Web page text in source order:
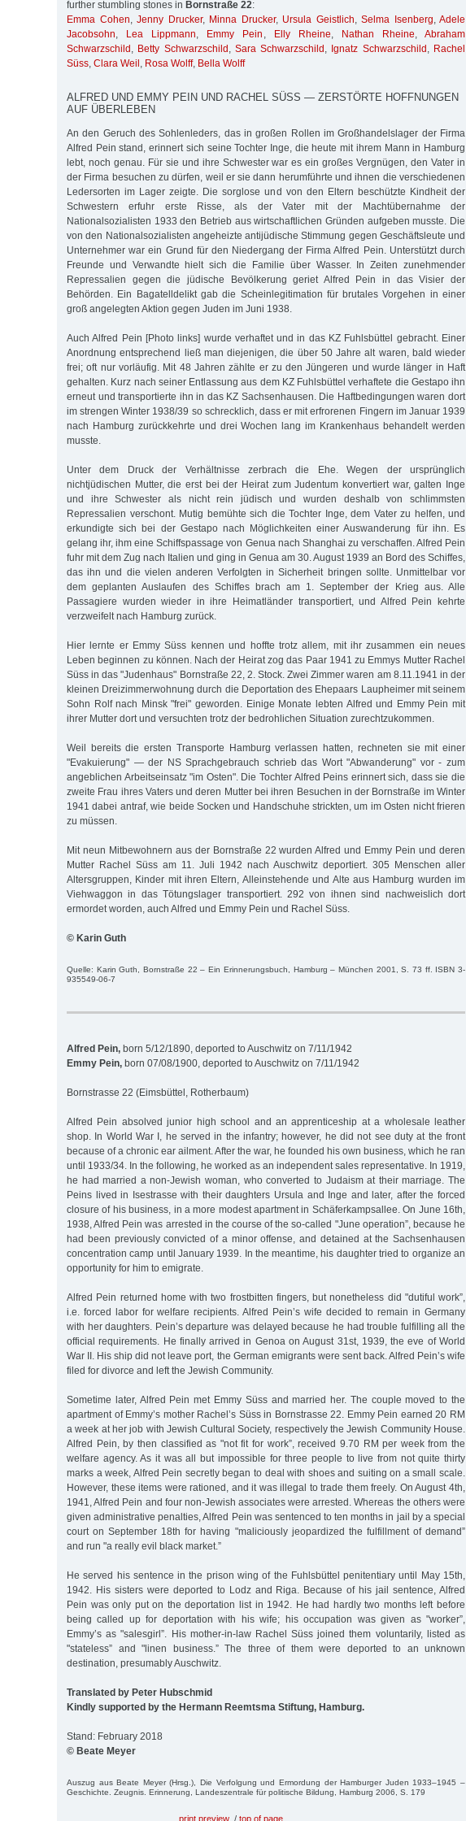
further stumbling stones in Bornstraße 22:
Emma Cohen, Jenny Drucker, Minna Drucker, Ursula Geistlich, Selma Isenberg, Adele
Jacobsohn, Lea Lippmann, Emmy Pein , Elly Rheine, Nathan Rheine,Abraham
Schwarzschild , Betty Schwarzschild , Sara Schwarzschild , Ignatz Schwarzschild , Rachel
Süss, Clara Weil , Rosa Wolff, Bella Wolff
ALFRED UND EMMY PEIN UND RACHEL SÜSS — ZERSTÖRTE HOFFNUNGEN
AUF ÜBERLEBEN
An den Geruch des Sohlenleders, das in großen Rollen im Großhandelslager der Firma
Alfred Pein stand, erinnert sich seine Tochter Inge, die heute mit ihrem Mann in Hamburg
lebt, noch genau. Für sie und ihre Schwester war es ein großes Vergnügen, den Vater in
der Firma besuchen zu dürfen, weil er sie dann herumführte und ihnen die verschiedenen
Ledersorten im Lager zeigte. Die sorglose und von den Eltern beschützte Kindheit der
Schwestern erfuhr erste Risse, als der Vater mit der Machtübernahme der
Nationalsozialisten 1933 den Betrieb aus wirtschaftlichen Gründen aufgeben musste. Die
von den Nationalsozialisten angeheizte antijüdische Stimmung gegen Geschäftsleute und
Unternehmer war ein Grund für den Niedergang der Firma Alfred Pein. Unterstützt durch
Freunde und Verwandte hielt sich die Familie über Wasser. In Zeiten zunehmender
Repressalien gegen die jüdische Bevölkerung geriet Alfred Pein in das Visier der
Behörden. Ein Bagatelldelikt gab die Scheinlegitimation für brutales Vorgehen in einer
groß angelegten Aktion gegen Juden im Juni 1938.
Auch Alfred Pein [Photo links] wurde verhaftet und in das KZ Fuhlsbüttel gebracht. Einer
Anordnung entsprechend ließ man diejenigen, die über 50 Jahre alt waren, bald wieder
frei; oft nur vorläufig. Mit 48 Jahren zählte er zu den Jüngeren und wurde länger in Haft
gehalten. Kurz nach seiner Entlassung aus dem KZ Fuhlsbüttel verhaftete die Gestapo ihn
erneut und transportierte ihn in das KZ Sachsenhausen. Die Haftbedingungen waren dort
im strengen Winter 1938/39 so schrecklich, dass er mit erfrorenen Fingern im Januar 1939
nach Hamburg zurückkehrte und drei Wochen lang im Krankenhaus behandelt werden
musste.
Unter dem Druck der Verhältnisse zerbrach die Ehe. Wegen der ursprünglich
nichtjüdischen Mutter, die erst bei der Heirat zum Judentum konvertiert war, galten Inge
und ihre Schwester als nicht rein jüdisch und wurden deshalb von schlimmsten
Repressalien verschont. Mutig bemühte sich die Tochter Inge, dem Vater zu helfen, und
erkundigte sich bei der Gestapo nach Möglichkeiten einer Auswanderung für ihn. Es
gelang ihr, ihm eine Schiffspassage von Genua nach Shanghai zu verschaffen. Alfred Pein
fuhr mit dem Zug nach Italien und ging in Genua am 30. August 1939 an Bord des Schiffes,
das ihn und die vielen anderen Verfolgten in Sicherheit bringen sollte. Unmittelbar vor
dem geplanten Auslaufen des Schiffes brach am 1. September der Krieg aus. Alle
Passagiere wurden wieder in ihre Heimatländer transportiert, und Alfred Pein kehrte
verzweifelt nach Hamburg zurück.
Hier lernte er Emmy Süss kennen und hoffte trotz allem, mit ihr zusammen ein neues
Leben beginnen zu können. Nach der Heirat zog das Paar 1941 zu Emmys Mutter Rachel
Süss in das "Judenhaus" Bornstraße 22, 2. Stock. Zwei Zimmer waren am 8.11.1941 in der
kleinen Dreizimmerwohnung durch die Deportation des Ehepaars Laupheimer mit seinem
Sohn Rolf nach Minsk "frei" geworden. Einige Monate lebten Alfred und Emmy Pein mit
ihrer Mutter dort und versuchten trotz der bedrohlichen Situation zurechtzukommen.
Weil bereits die ersten Transporte Hamburg verlassen hatten, rechneten sie mit einer
"Evakuierung" — der NS Sprachgebrauch schrieb das Wort "Abwanderung" vor - zum
angeblichen Arbeitseinsatz "im Osten". Die Tochter Alfred Peins erinnert sich, dass sie die
zweite Frau ihres Vaters und deren Mutter bei ihren Besuchen in der Bornstraße im Winter
1941 dabei antraf, wie beide Socken und Handschuhe strickten, um im Osten nicht frieren
zu müssen.
Mit neun Mitbewohnern aus der Bornstraße 22 wurden Alfred und Emmy Pein und deren
Mutter Rachel Süss am 11. Juli 1942 nach Auschwitz deportiert. 305 Menschen aller
Altersgruppen, Kinder mit ihren Eltern, Alleinstehende und Alte aus Hamburg wurden im
Viehwaggon in das Tötungslager transportiert. 292 von ihnen sind nachweislich dort
ermordet worden, auch Alfred und Emmy Pein und Rachel Süss.
© Karin Guth
Quelle: Karin Guth, Bornstraße 22 – Ein Erinnerungsbuch, Hamburg – München 2001, S. 73 ff. ISBN 3-
935549-06-7
Alfred Pein, born 5/12/1890, deported to Auschwitz on 7/11/1942
Emmy Pein, born 07/08/1900, deported to Auschwitz on 7/11/1942
Bornstrasse 22 (Eimsbüttel, Rotherbaum)
Alfred Pein absolved junior high school and an apprenticeship at a wholesale leather
shop. In World War I, he served in the infantry; however, he did not see duty at the front
because of a chronic ear ailment. After the war, he founded his own business, which he ran
until 1933/34. In the following, he worked as an independent sales representative. In 1919,
he had married a non-Jewish woman, who converted to Judaism at their marriage. The
Peins lived in Isestrasse with their daughters Ursula and Inge and later, after the forced
closure of his business, in a more modest apartment in Schäferkampsallee. On June 16th,
1938, Alfred Pein was arrested in the course of the so-called "June operation”, because he
had been previously convicted of a minor offense, and detained at the Sachsenhausen
concentration camp until January 1939. In the meantime, his daughter tried to organize an
opportunity for him to emigrate.
Alfred Pein returned home with two frostbitten fingers, but nonetheless did "dutiful work”,
i.e. forced labor for welfare recipients. Alfred Pein’s wife decided to remain in Germany
with her daughters. Pein’s departure was delayed because he had trouble fulfilling all the
official requirements. He finally arrived in Genoa on August 31st, 1939, the eve of World
War II. His ship did not leave port, the German emigrants were sent back. Alfred Pein’s wife
filed for divorce and left the Jewish Community.
Sometime later, Alfred Pein met Emmy Süss and married her. The couple moved to the
apartment of Emmy’s mother Rachel’s Süss in Bornstrasse 22. Emmy Pein earned 20 RM
a week at her job with Jewish Cultural Society, respectively the Jewish Community House.
Alfred Pein, by then classified as "not fit for work”, received 9.70 RM per week from the
welfare agency. As it was all but impossible for three people to live from not quite thirty
marks a week, Alfred Pein secretly began to deal with shoes and suiting on a small scale.
However, these items were rationed, and it was illegal to trade them freely. On August 4th,
1941, Alfred Pein and four non-Jewish associates were arrested. Whereas the others were
given administrative penalties, Alfred Pein was sentenced to ten months in jail by a special
court on September 18th for having "maliciously jeopardized the fulfillment of demand”
and run "a really evil black market.”
He served his sentence in the prison wing of the Fuhlsbüttel penitentiary until May 15th,
1942. His sisters were deported to Lodz and Riga. Because of his jail sentence, Alfred
Pein was only put on the deportation list in 1942. He had hardly two months left before
being called up for deportation with his wife; his occupation was given as "worker”,
Emmy’s as "salesgirl”. His mother-in-law Rachel Süss joined them voluntarily, listed as
"stateless” and "linen business.” The three of them were deported to an unknown
destination, presumably Auschwitz.
Translated by Peter Hubschmid
Kindly supported by the Hermann Reemtsma Stiftung, Hamburg.
Stand: February 2018
© Beate Meyer
Auszug aus Beate Meyer (Hrsg.), Die Verfolgung und Ermordung der Hamburger Juden 1933–1945 –
Geschichte. Zeugnis. Erinnerung, Landeszentrale für politische Bildung, Hamburg 2006, S. 179
print preview / top of page